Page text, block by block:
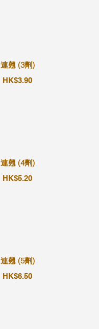
連翹 (3劑)
HK$3.90
連翹 (4劑)
HK$5.20
連翹 (5劑)
HK$6.50